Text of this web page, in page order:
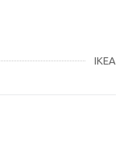
IKEA